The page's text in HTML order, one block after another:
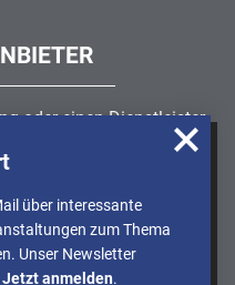
u.A. anonymisierte
Nutzung unserer
unser Angebot so
Weitere
in unserer
oder einen Dienstleister
, IKS oder
über interessante
zum Thema
Unser Newsletter
Jetzt anmelden.